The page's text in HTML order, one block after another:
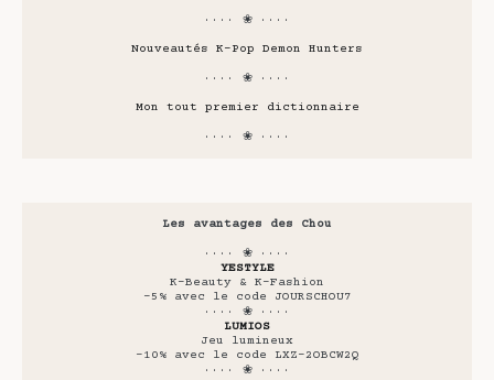
···· ❀ ····
Nouveautés K-Pop Demon Hunters
···· ❀ ····
Mon tout premier dictionnaire
···· ❀ ····
Les avantages des Chou
···· ❀ ····
YESTYLE
K-Beauty & K-Fashion
-5% avec le code JOURSCHOU7
···· ❀ ····
LUMIOS
Jeu lumineux
-10% avec le code LXZ-2OBCW2Q
···· ❀ ····